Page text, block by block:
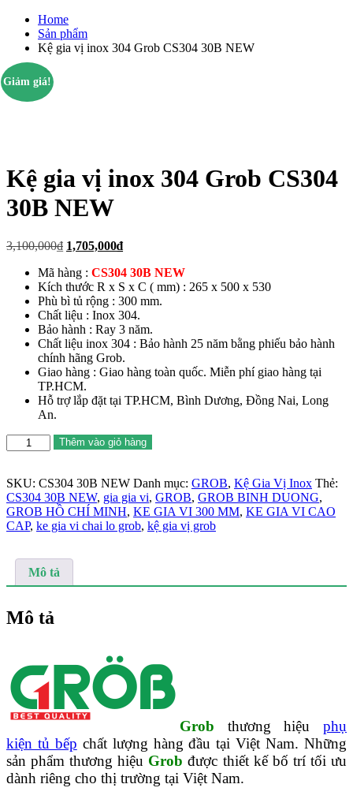
Home
Sản phẩm
Kệ gia vị inox 304 Grob CS304 30B NEW
Giảm giá!
Kệ gia vị inox 304 Grob CS304
30B NEW
3,100,000₫ Giá
là:
3,100,000₫.
1,705,000₫Giá
tại
là:
1,705,000₫.
Mã hàng : CS304 30B NEW
Kích thước R x S x C ( mm) : 265 x 500 x 530
Phù bì tủ rộng : 300 mm.
Chất liệu : Inox 304.
Bảo hành : Ray 3 năm.
Chất liệu inox 304 : Bảo hành 25 năm bằng phiếu bảo hành
chính hãng Grob.
Giao hàng : Giao hàng toàn quốc. Miễn phí giao hàng tại
TP.HCM.
Hỗ trợ lắp đặt tại TP.HCM, Bình Dương, Đồng Nai, Long
An.
gia
inox
304
Grob
CS304
lượng
Thêm vào giỏ hàng
SKU: CS304 30B NEW Danh mục: GROB, Kệ Gia Vị Inox Thẻ:
CS304 30B NEW, gia gia vi, GROB, GROB BINH DUONG,
GROB HỒ CHÍ MINH, KE GIA VI 300 MM, KE GIA VI CAO
CAP, ke gia vi chai lo grob, kệ gia vị grob
Mô tả
Mô tả
Grob thương hiệu phụ
kiện tủ bếp chất lượng hàng đầu tại Việt Nam. Những
sản phẩm thương hiệu Grob được thiết kế bố trí tối ưu
dành riêng cho thị trường tại Việt Nam.